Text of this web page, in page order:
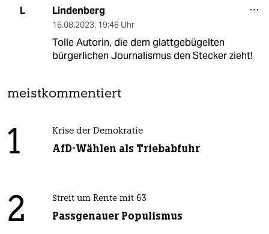
L Lindenberg
16.08.2023, 19:46 Uhr
Tolle Autorin, die dem glattgebügelten
bürgerlichen Journalismus den Stecker zieht!
meistkommentiert
1 Krise der Demokratie
AfD-Wählen als Triebabfuhr
2 Streit um Rente mit 63
Passgenauer Populismus